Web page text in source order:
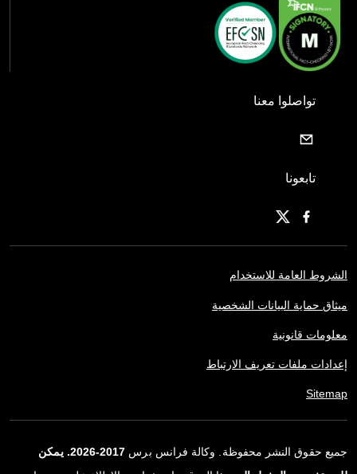
تواصلوا معنا
تابعونا
الشروط العامة للاستخدام
ميثاق حماية البيانات الشخصية
معلومات قانونية
إعدادات ملفات تعريف الارتباط
Sitemap
جميع حقوق النشر محفوظة. وكالة فرانس برس
2017-2026. يمكن